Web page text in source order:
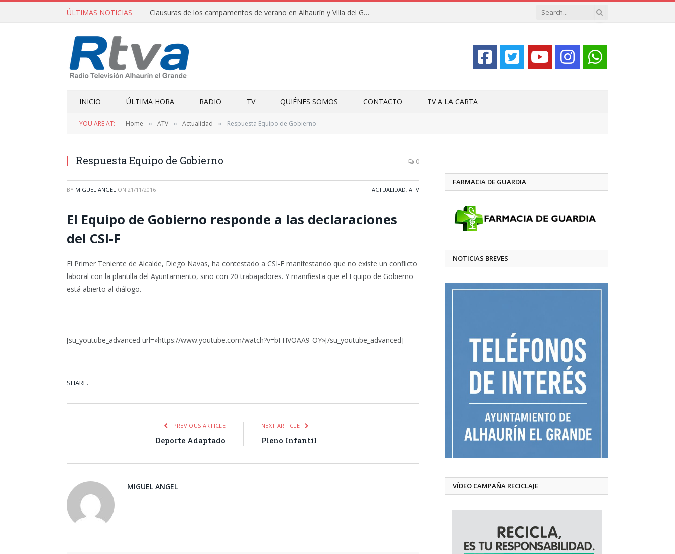
ÚLTIMAS NOTICIAS Clausuras de los campamentos de verano en Alhaurín y Villa del Guadalhorce 2026
INICIO ÚLTIMA HORA RADIO TV QUIÉNES SOMOS CONTACTO TV A LA CARTA
YOU ARE AT: Home » ATV » Actualidad » Respuesta Equipo de Gobierno
Respuesta Equipo de Gobierno 0
BY MIGUEL ANGEL ON 21/11/2016 ACTUALIDAD, ATV
El Equipo de Gobierno responde a las declaraciones
del CSI-F
El Primer Teniente de Alcalde, Diego Navas, ha contestado a CSI-F manifestando que no existe un conflicto
laboral con la plantilla del Ayuntamiento, sino con 20 trabajadores. Y manifiesta que el Equipo de Gobierno
está abierto al diálogo.
[su_youtube_advanced url=»https://www.youtube.com/watch?v=bFHVOAA9-OY»[/su_youtube_advanced]
SHARE.
PREVIOUS ARTICLE
Deporte Adaptado
NEXT ARTICLE
Pleno Infantil
MIGUEL ANGEL
FARMACIA DE GUARDIA
NOTICIAS BREVES
VÍDEO CAMPAÑA RECICLAJE